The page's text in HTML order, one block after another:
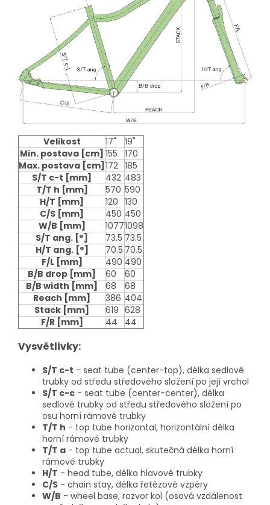
Velikost 17"
19"
Min. postava [cm] 155
170
Max. postava [cm] 172 185
S/T c-t [mm] 432 483
T/T h [mm] 570 590
H/T [mm] 120 130
C/S [mm] 450 450
W/B [mm] 10771098
S/T ang. [°] 73.5 73.5
H/T ang. [°] 70.5 70.5
F/L [mm] 490 490
B/B drop [mm] 60
60
B/B width [mm] 68
68
Reach [mm] 386 404
Stack [mm] 619 628
F/R [mm] 44 44
Vysvětlivky:
S/T c-t - seat tube (center-top), délka sedlové
trubky od středu středového složení po její vrchol
S/T c-c - seat tube (center-center), délka
sedlové trubky od středu středového složení po
osu horní rámové trubky
T/T h - top tube horizontal, horizontální délka
horní rámové trubky
T/T a - top tube actual, skutečná délka horní
rámové trubky
H/T - head tube, délka hlavové trubky
C/S - chain stay, délka řetězové vzpěry
W/B - wheel base, rozvor kol (osová vzdálenost